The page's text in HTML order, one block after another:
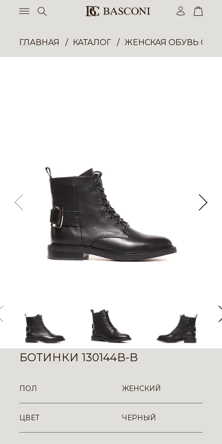
ГЛАВНАЯ КАТАЛОГ ЖЕНСКАЯ ОБУВЬ
БОТИНКИ 130144B-B
ПОЛ ЖЕНСКИЙ
ЦВЕТ ЧЕРНЫЙ